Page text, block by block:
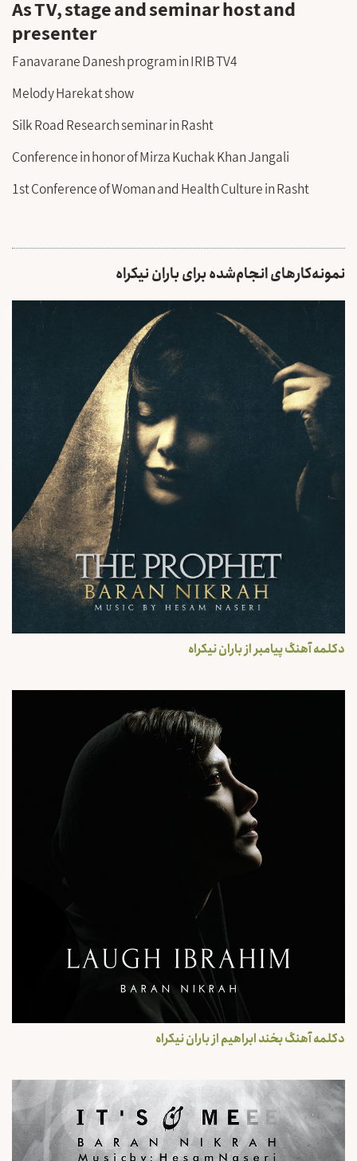
As TV, stage and seminar host and
presenter
Fanavarane Danesh program in IRIB TV4
Melody Harekat show
Silk Road Research seminar in Rasht
Conference in honor of Mirza Kuchak Khan Jangali
1st Conference of Woman and Health Culture in Rasht
نمونه‌کارهای انجام‌شده برای باران نیکراه
دکلمه آهنگ پیامبر از باران نیکراه
دکلمه آهنگ بخند ابراهیم از باران نیکراه